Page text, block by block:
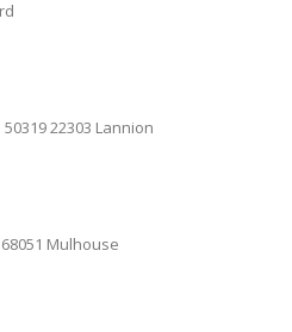
50319 22303 Lannion
68051 Mulhouse